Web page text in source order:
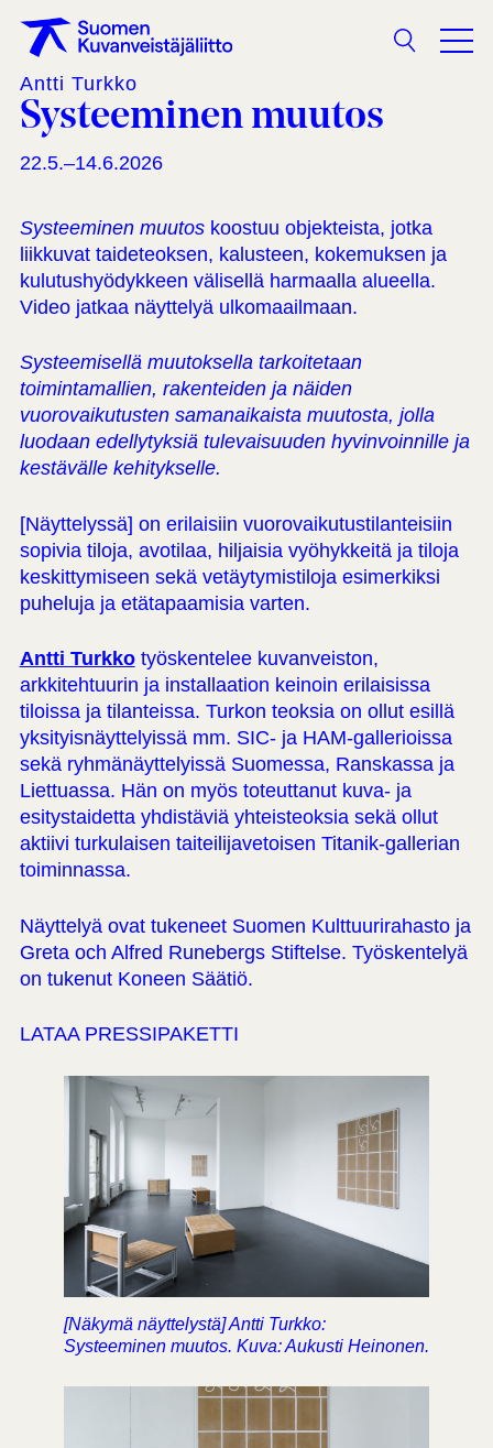
Haku
Antti Turkko
Systeeminen muutos
22.5.–14.6.2026
Systeeminen muutoskoostuu objekteista, jotka
liikkuvat taideteoksen, kalusteen, kokemuksen ja
kulutushyödykkeen välisellä harmaalla alueella.
Video jatkaa näyttelyä ulkomaailmaan.
Systeemisellä muutoksella tarkoitetaan
toimintamallien, rakenteiden ja näiden
vuorovaikutusten samanaikaista muutosta, jolla
luodaan edellytyksiä tulevaisuuden hyvinvoinnille ja
kestävälle kehitykselle.
[Näyttelyssä] on erilaisiin vuorovaikutustilanteisiin
sopivia tiloja, avotilaa, hiljaisia vyöhykkeitä ja tiloja
keskittymiseen sekä vetäytymistiloja esimerkiksi
puheluja ja etätapaamisia varten.
Antti Turkkotyöskentelee kuvanveiston,
arkkitehtuurin ja installaation keinoin erilaisissa
tiloissa ja tilanteissa. Turkon teoksia on ollut esillä
yksityisnäyttelyissä mm. SIC- ja HAM-gallerioissa
sekä ryhmänäyttelyissä Suomessa, Ranskassa ja
Liettuassa. Hän on myös toteuttanut kuva- ja
esitystaidetta yhdistäviä yhteisteoksia sekä ollut
aktiivi turkulaisen taiteilijavetoisen Titanik-gallerian
toiminnassa.
Näyttelyä ovat tukeneet Suomen Kulttuurirahasto ja
Greta och Alfred Runebergs Stiftelse. Työskentelyä
on tukenut Koneen Säätiö.
LATAA PRESSIPAKETTI
[Näkymä näyttelystä] Antti Turkko:
Systeeminen muutos. Kuva: Aukusti Heinonen.